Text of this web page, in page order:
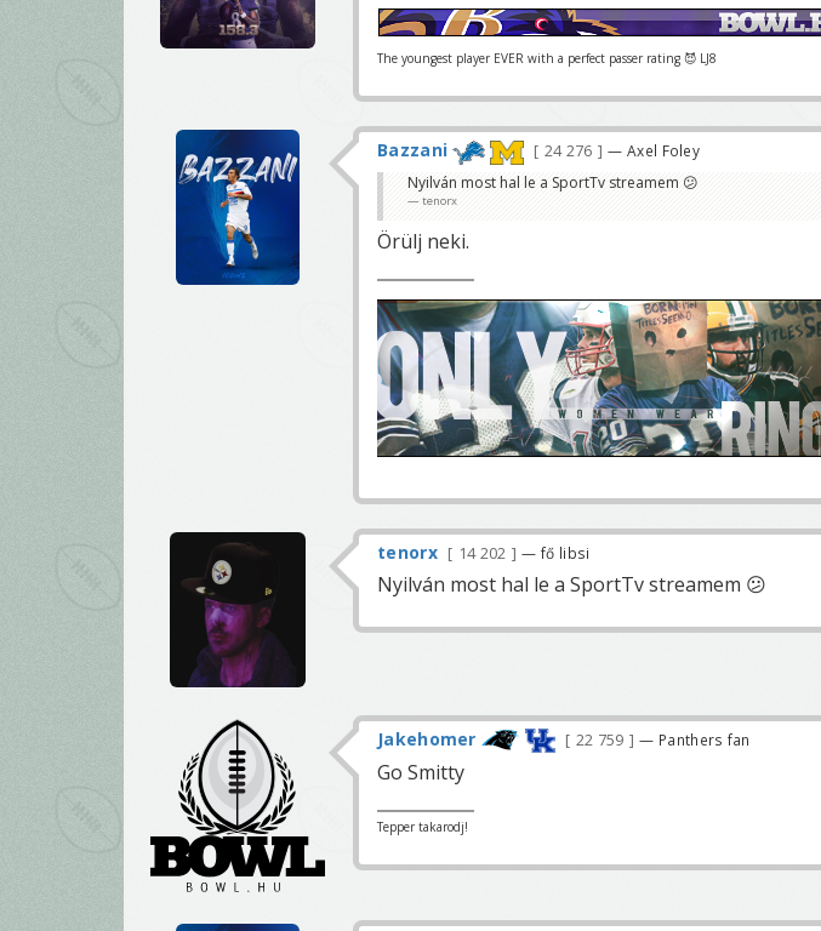
The youngest player EVER with a perfect passer rating 😈 LJ8
Bazzani 24 276 — Axel Foley
Nyilván most hal le a SportTv streamem 😕
tenorx
Örülj neki.
tenorx 14 202 — fő libsi
Nyilván most hal le a SportTv streamem 😕
Jakehomer 22 759 — Panthers fan
Go Smitty
Tepper takarodj!